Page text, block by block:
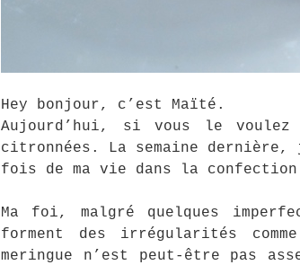
Hey bonjour, c’est Maïté.
Aujourd’hui, si vous le voulez
citronnées. La semaine
fois de ma vie dans la
Ma foi, malgré quelques
forment des irrégularités
meringue n’est peut-être pas